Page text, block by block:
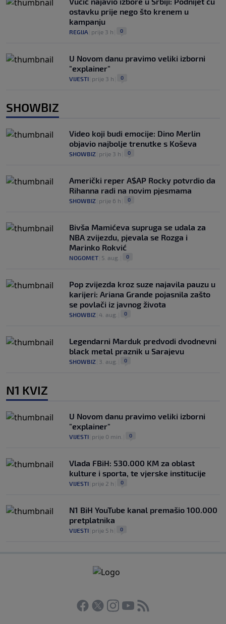
ostavku prije nego što krenem u
kampanju
REGIJA prije 3 h 0
U Novom danu pravimo veliki izborni
"explainer"
VIJESTI prije 3 h 0
SHOWBIZ
Video koji budi emocije: Dino Merlin
objavio najbolje trenutke s Koševa
SHOWBIZ prije 3 h 0
Američki reper A$AP Rocky potvrdio da
Rihanna radi na novim pjesmama
SHOWBIZ prije 6 h 0
Bivša Mamićeva supruga se udala za
NBA zvijezdu, pjevala se Rozga i
Marinko Rokvić
NOGOMET 5. aug. 0
Pop zvijezda kroz suze najavila pauzu u
karijeri: Ariana Grande pojasnila zašto
se povlači iz javnog života
SHOWBIZ 4. aug. 0
Legendarni Marduk predvodi dvodnevni
black metal praznik u Sarajevu
SHOWBIZ 3. aug. 0
N1 KVIZ
U Novom danu pravimo veliki izborni
"explainer"
VIJESTI prije 0 min. 0
Vlada FBiH: 530.000 KM za oblast
kulture i sporta, te vjerske institucije
VIJESTI prije 2 h 0
N1 BiH YouTube kanal premašio 100.000
pretplatnika
VIJESTI prije 5 h 0